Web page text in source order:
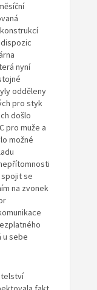
nyní
odděleny
pro styk
došlo
pro muže a
možné
spojit se
na zvonek
u sebe